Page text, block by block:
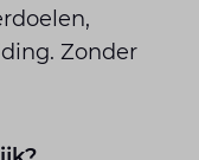
Zonder